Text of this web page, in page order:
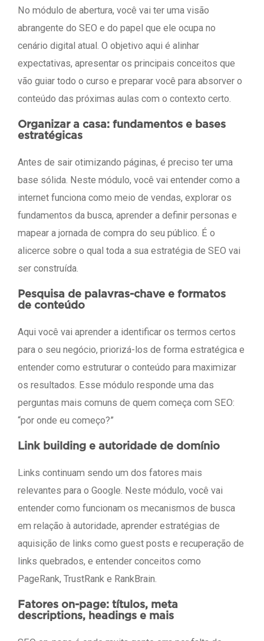
No módulo de abertura, você vai ter uma visão
abrangente do SEO e do papel que ele ocupa no
cenário digital atual. O objetivo aqui é alinhar
expectativas, apresentar os principais conceitos que
vão guiar todo o curso e preparar você para absorver o
conteúdo das próximas aulas com o contexto certo.
Organizar a casa: fundamentos e bases
estratégicas
Antes de sair otimizando páginas, é preciso ter uma
base sólida. Neste módulo, você vai entender como a
internet funciona como meio de vendas, explorar os
fundamentos da busca, aprender a definir personas e
mapear a jornada de compra do seu público. É o
alicerce sobre o qual toda a sua estratégia de SEO vai
ser construída.
Pesquisa de palavras-chave e formatos
de conteúdo
Aqui você vai aprender a identificar os termos certos
para o seu negócio, priorizá-los de forma estratégica e
entender como estruturar o conteúdo para maximizar
os resultados. Esse módulo responde uma das
perguntas mais comuns de quem começa com SEO:
“por onde eu começo?”
Link building e autoridade de domínio
Links continuam sendo um dos fatores mais
relevantes para o Google. Neste módulo, você vai
entender como funcionam os mecanismos de busca
em relação à autoridade, aprender estratégias de
aquisição de links como guest posts e recuperação de
links quebrados, e entender conceitos como
PageRank, TrustRank e RankBrain.
Fatores on-page: títulos, meta
descriptions, headings e mais